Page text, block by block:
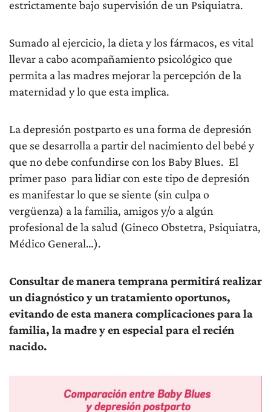
estrictamente bajo supervisión de un Psiquiatra.
Sumado al ejercicio, la dieta y los fármacos, es vital
llevar a cabo acompañamiento psicológico que
permita a las madres mejorar la percepción de la
maternidad y lo que esta implica.
La depresión postparto es una forma de depresión
que se desarrolla a partir del nacimiento del bebé y
que no debe confundirse con los Baby Blues. El
primer paso para lidiar con este tipo de depresión
es manifestar lo que se siente (sin culpa o
vergüenza) a la familia, amigos y/o a algún
profesional de la salud (Gineco Obstetra, Psiquiatra,
Médico General…).
Consultar de manera temprana permitirá realizar
un diagnóstico y un tratamiento oportunos,
evitando de esta manera complicaciones para la
familia, la madre y en especial para el recién
nacido.